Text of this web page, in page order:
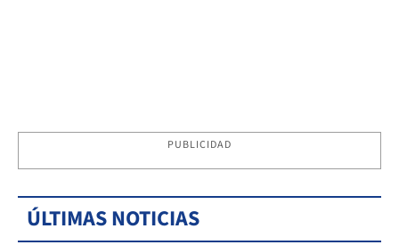
PUBLICIDAD
ÚLTIMAS NOTICIAS